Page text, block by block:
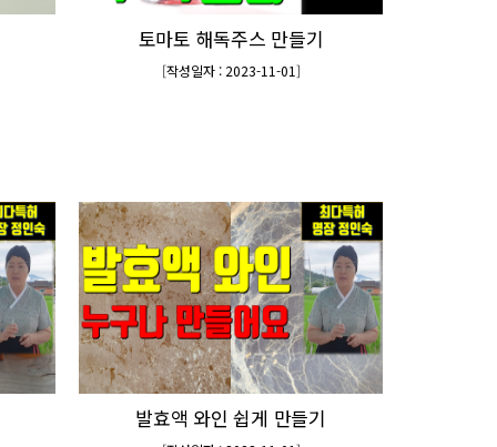
토마토 해독주스 만들기
[작성일자 : 2023-11-01]
발효액 와인 쉽게 만들기